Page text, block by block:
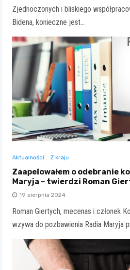
Zjednoczonych i bliskiego
Bidena, konieczne jest…
Aktualności Z kraju
Zaapelowałem o odebranie
Maryja – twierdzi Roman
19 sierpnia 2024
Roman Giertych, mecenas i członek
wzywa do pozbawienia Radia Maryja